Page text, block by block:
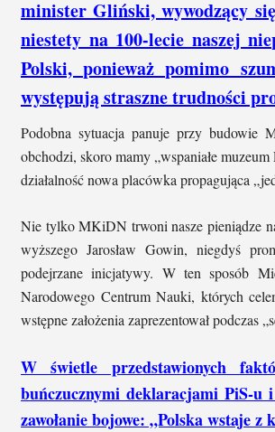
minister Gliński, wywodzący
niestety na 100-lecie naszej
Polski, ponieważ pomimo
występują straszne trudności
Podobna sytuacja panuje przy budowie
obchodzi, skoro mamy „wspaniałe
działalność nowa placówka propagująca
Nie tylko MKiDN trwoni nasze pieniądze
wyższego Jarosław Gowin, niegdyś
podejrzane inicjatywy. W ten sposób
Narodowego Centrum Nauki, których
wstępne założenia zaprezentował podczas
W świetle przedstawionych
buńczucznymi deklaracjami PiS-u
zawołanie bojowe: „Polska wstaje